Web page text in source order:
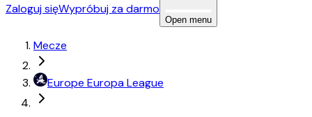
Zaloguj sięWypróbuj za darmo
Open menu
Mecze
Europe Europa League